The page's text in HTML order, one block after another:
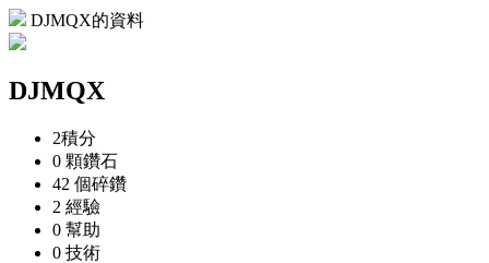
DJMQX的資料
DJMQX
2積分
0 顆鑽石
42 個碎鑽
2 經驗
0 幫助
0 技術